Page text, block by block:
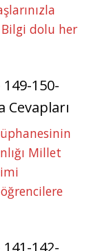
Bilgi dolu her
149-150-
Cevapları
Millet